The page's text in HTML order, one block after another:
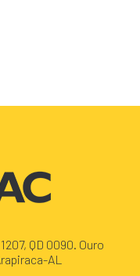
QD 0090. Ouro
AL